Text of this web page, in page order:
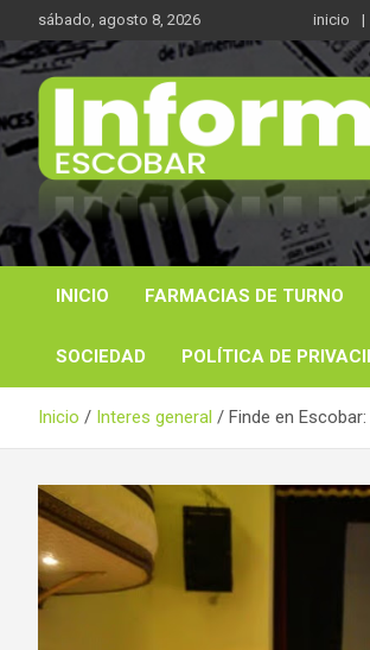
al
contenido
sábado, agosto 8, 2026 inicio
Informe 21
Noticas reales
INICIO FARMACIAS DE TURNO
SOCIEDAD POLÍTICA DE
Inicio Interes general Finde en